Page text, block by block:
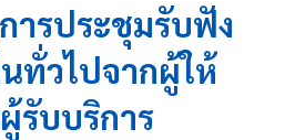
ารประชุมรับฟัง
ทั่วไปจากผู้ให้
รับบริการ